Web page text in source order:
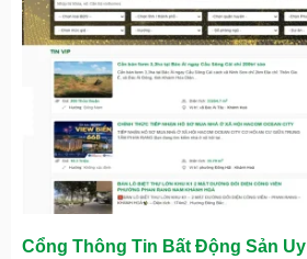
Cổng Thông Tin Bất Động Sản